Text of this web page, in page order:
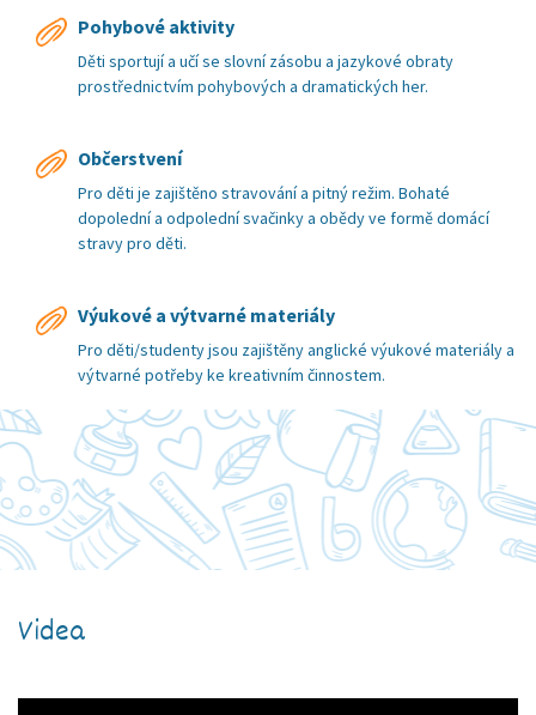
Pohybové aktivity
Děti sportují a učí se slovní zásobu a jazykové obraty
prostřednictvím pohybových a dramatických her.
Občerstvení
Pro děti je zajištěno stravování a pitný režim. Bohaté
dopolední a odpolední svačinky a obědy ve formě domácí
stravy pro děti.
Výukové a výtvarné materiály
Pro děti/studenty jsou zajištěny anglické výukové materiály a
výtvarné potřeby ke kreativním činnostem.
Videa